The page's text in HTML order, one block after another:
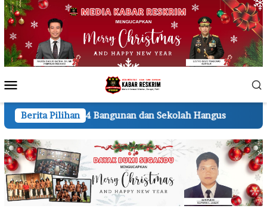
Loncat
ke
konten
Mobile
Berita Pilihan
dan Sekolah Hangus Lembur hingga Malam,